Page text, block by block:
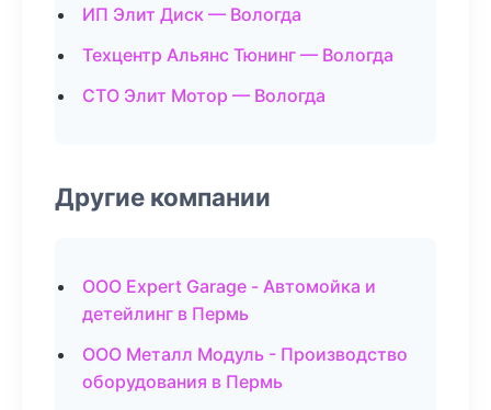
ИП Элит Диск — Вологда
Техцентр Альянс Тюнинг — Вологда
СТО Элит Мотор — Вологда
Другие компании
ООО Expert Garage - Автомойка и
детейлинг в Пермь
ООО Металл Модуль - Производство
оборудования в Пермь